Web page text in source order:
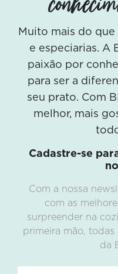
Muito mais do
e especiarias. A
paixão por
para ser a
seu prato. Com
melhor, mais
Cadastre-se
Com a nossa
com as
surpreender na
primeira mão, todas
da